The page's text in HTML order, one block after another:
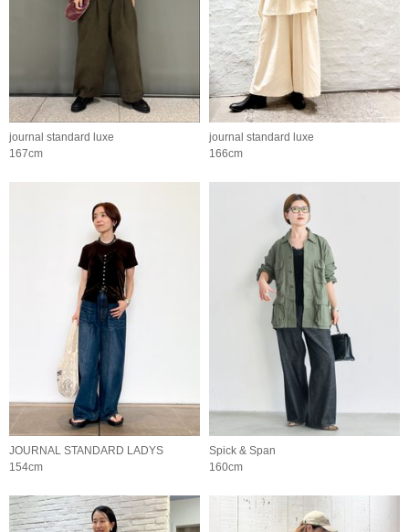
journal standard luxe
167cm
journal standard luxe
166cm
JOURNAL STANDARD LADYS
154cm
Spick & Span
160cm